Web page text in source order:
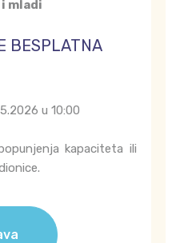
i mladi
BESPLATNA
u 10:00
kapaciteta ili